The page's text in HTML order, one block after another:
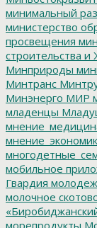
минимальный
министерство
просвещения
строительства и
Минприроды
Минтранс
Минэнерго МИР
младенцы
мобильное
Гвардия
молочное
морепродукты